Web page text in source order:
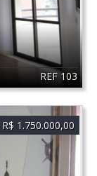
REF 103
R$ 1.750.000,00